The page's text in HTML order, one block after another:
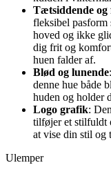
Tætsiddende og
fleksibel pasform
hoved og ikke
dig frit og
huen falder af.
Blød og lunende
denne hue både
huden og holder
Logo grafik:
tilføjer et stilfuldt
at vise din stil og
Ulemper